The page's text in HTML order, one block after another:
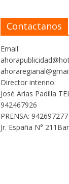
Contactanos
Email:
Director interino:
José Arias Padilla
942467926
PRENSA:
Jr. España N°